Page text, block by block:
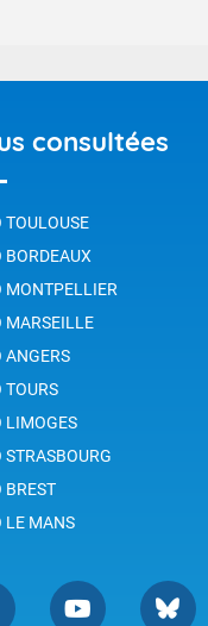
consultées
TOULOUSE
BORDEAUX
MONTPELLIER
MARSEILLE
ANGERS
TOURS
LIMOGES
STRASBOURG
BREST
LE MANS